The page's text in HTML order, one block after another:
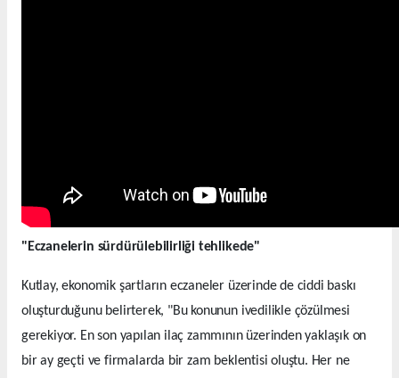
"Eczanelerin sürdürülebilirliği tehlikede"
Kutlay, ekonomik şartların eczaneler üzerinde de ciddi baskı
oluşturduğunu belirterek, "Bu konunun ivedilikle çözülmesi
gerekiyor. En son yapılan ilaç zammının üzerinden yaklaşık on
bir ay geçti ve firmalarda bir zam beklentisi oluştu. Her ne